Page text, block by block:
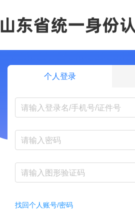
个人登录
找回个人账号/密码